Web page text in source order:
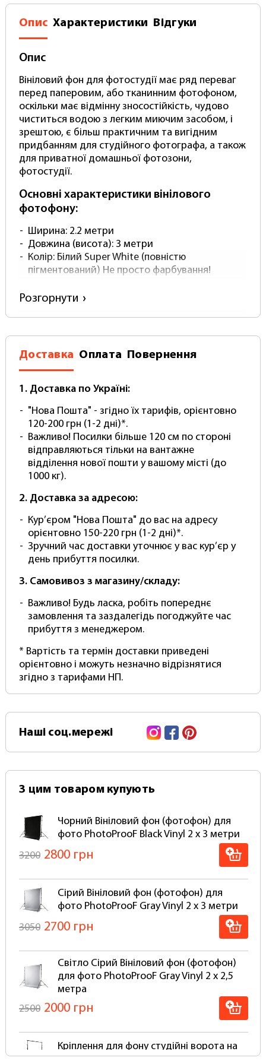
Опис Характеристики Відгуки
Опис
Вініловий фон для фотостудії має ряд переваг
перед паперовим, або тканинним фотофоном,
оскільки має відмінну зносостійкість, чудово
чиститься водою з легким миючим засобом, і
зрештою, є більш практичним та вигідним
придбанням для студійного фотографа, а також
для приватної домашньої фотозони,
фотостудії.
Основні характеристики вінілового
фотофону:
Ширина: 2.2 метри
Довжина (висота): 3 метри
Колір: Білий Super White (повністю
пігментований) Не просто фарбування!
щільність-500 (зверніть увагу у справжнього
Товщина близько 0.5 мм.
Поверхня-матова з покриттям антивідблиску
Постачається в Рулоні
В комплекті йде Міцний тубус для
перевезення та зберігання.
губкою
Не мнеться! Безшовний! Без складок!
Комплектація:
фон вініловий
(Зверніть увагу! Кріплення та тримачі
Цей продукт Photoproof йде в Базовій
комплектації, що дозволяє встановити білий
вініловий фотофон на систему кріплення на
стельове кріплення на кшталт "Ролет" потрібно
додатково укомплектувати фотофон
алюмінієвою основою для намотування
(скручування та розкручування) у рулон за
допомогою ланцюжка. У нас можна замовити та
купити повний комплект фон+кріплення
(готовий до роботи, вам потрібно лише
згортається в рулон для зберігання та
Рулоні)
Для вінілового фону можна використовувати
паперових фонів.
Чому варто вибрати вініловий фон:
порівнянні з тканинними, і особливо
паперовими фотофонами. Порвати вініловий
фон просто неможливо!
Супер стійкі до механічних та фізичних
впливів
Легко миються будь-якими миючими
засобами, залежно від типу забруднення
Не промокають і не псуються при
використанні для Аква-студій та зйомок із
застосуванням води, бризків та піни, його
Вініловий фон не потрібно прати та сушити
Встановити фон можна прямо на стандартні
Розгорнути
Доставка Оплата Повернення
1. Доставка по Україні:
"Нова Пошта" - згідно їх тарифів, орієнтовно
120-200 грн (1-2 дні)*.
Важливо! Посилки більше 120 см по стороні
відправляються тільки на вантажне
відділення нової пошти у вашому місті (до
1000 кг).
2. Доставка за адресою:
Кур’єром "Нова Пошта" до вас на адресу
орієнтовно 150-220 грн (1-2 дні)*.
Зручний час доставки уточнює у вас кур’єр у
день прибуття посилки.
3. Самовивоз з магазину/складу:
Важливо! Будь ласка, робіть попереднє
замовлення та заздалегідь погоджуйте час
прибуття з менеджером.
* Вартість та термін доставки приведені
орієнтовно і можуть незначно відрізнятися
згідно з тарифами НП.
Наші соц.мережі InstagramFacebook
З цим товаром купують
Чорний Вініловий фон (фотофон) для
фото PhotoProoF Black Vinyl 2 х 3 метри
3200 2800 грн
Сірий Вініловий фон (фотофон) для
фото PhotoProoF Gray Vinyl 2 х 3 метри
3050 2700 грн
Світло Сірий Вініловий фон (фотофон)
для фото PhotoProoF Gray Vinyl 2 х 2,5
метра
2500 2000 грн
Кріплення для фону студійні ворота на
один фон (тримач) PhotoProof PF2230